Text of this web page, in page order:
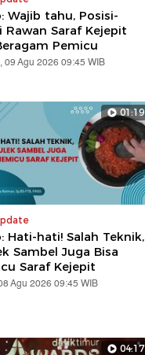
Wajib tahu, Posisi-
Rawan Saraf Kejepit
Pemicu
09 Agu 2026 09:45 WIB
01:19
Hati-hati! Salah Teknik,
Sambel Juga Bisa
Saraf Kejepit
Agu 2026 09:45 WIB
04:17